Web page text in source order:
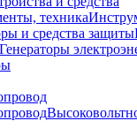
техника
и средства защиты
Генераторы